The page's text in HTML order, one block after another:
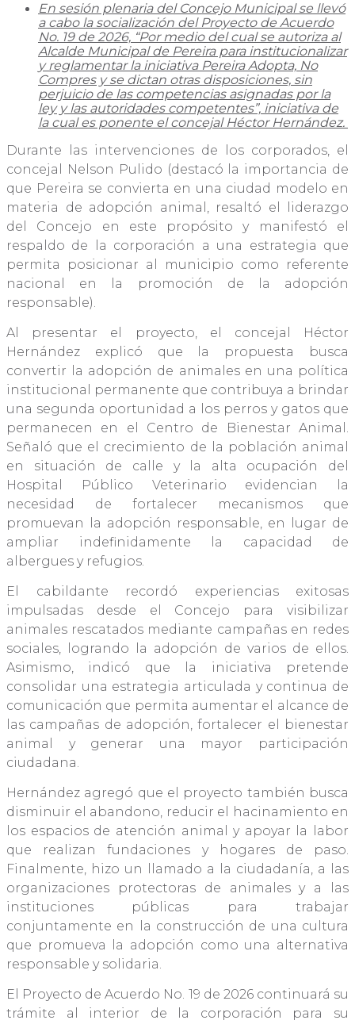
En sesión plenaria del Concejo Municipal se llevó
a cabo la socialización del Proyecto de Acuerdo
No. 19 de 2026, “Por medio del cual se autoriza al
Alcalde Municipal de Pereira para institucionalizar
y reglamentar la iniciativa Pereira Adopta, No
Compres y se dictan otras disposiciones, sin
perjuicio de las competencias asignadas por la
ley y las autoridades competentes”, iniciativa de
la cual es ponente el concejal Héctor Hernández.
Durante las intervenciones de los corporados, el
concejal Nelson Pulido (destacó la importancia de
que Pereira se convierta en una ciudad modelo en
materia de adopción animal, resaltó el liderazgo
del Concejo en este propósito y manifestó el
respaldo de la corporación a una estrategia que
permita posicionar al municipio como referente
nacional en la promoción de la adopción
responsable).
Al presentar el proyecto, el concejal Héctor
Hernández explicó que la propuesta busca
convertir la adopción de animales en una política
institucional permanente que contribuya a brindar
una segunda oportunidad a los perros y gatos que
permanecen en el Centro de Bienestar Animal.
Señaló que el crecimiento de la población animal
en situación de calle y la alta ocupación del
Hospital Público Veterinario evidencian la
necesidad de fortalecer mecanismos que
promuevan la adopción responsable, en lugar de
ampliar indefinidamente la capacidad de
albergues y refugios.
El cabildante recordó experiencias exitosas
impulsadas desde el Concejo para visibilizar
animales rescatados mediante campañas en redes
sociales, logrando la adopción de varios de ellos.
Asimismo, indicó que la iniciativa pretende
consolidar una estrategia articulada y continua de
comunicación que permita aumentar el alcance de
las campañas de adopción, fortalecer el bienestar
animal y generar una mayor participación
ciudadana.
Hernández agregó que el proyecto también busca
disminuir el abandono, reducir el hacinamiento en
los espacios de atención animal y apoyar la labor
que realizan fundaciones y hogares de paso.
Finalmente, hizo un llamado a la ciudadanía, a las
organizaciones protectoras de animales y a las
instituciones públicas para trabajar
conjuntamente en la construcción de una cultura
que promueva la adopción como una alternativa
responsable y solidaria.
El Proyecto de Acuerdo No. 19 de 2026 continuará su
trámite al interior de la corporación para su